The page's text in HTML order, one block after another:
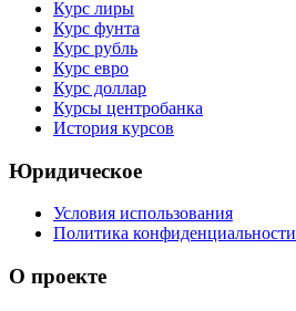
Курс лиры
Курс фунта
Курс рубль
Курс евро
Курс доллар
Курсы центробанка
История курсов
Юридическое
Условия использования
Политика конфиденциальности
О проекте